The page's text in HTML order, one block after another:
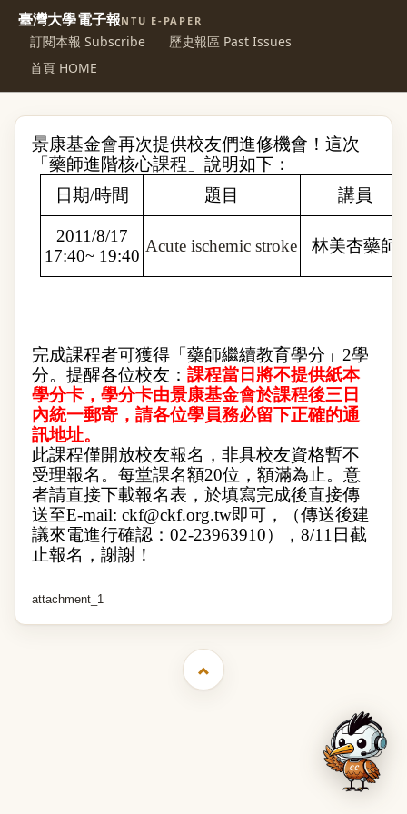
臺灣大學電子報NTU E-PAPER
訂閱本報 Subscribe
歷史報區 Past Issues
首頁 HOME
景康基金會再次提供校友們進修機會！這次
「藥師進階核心課程」說明如下：
日期/時間 題目 講員
2011/8/17
17:40~ 19:40
Acute ischemic stroke 林美杏藥師
完成課程者可獲得「藥師繼續教育學分」 2學
分。提醒各位校友： 課程當日將不提供紙本
學分卡，學分卡由景康基金會於課程後三日
內統一郵寄，請各位學員務必留下正確的通
訊地址。
此課程僅開放校友報名，非具校友資格暫不
受理報名。每堂課名額20位，額滿為止。意
者請直接下載報名表，於填寫完成後直接傳
送至E-mail: ckf@ckf.org.tw即可，（傳送後建
議來電進行確認： 02-23963910）， 8/11 日截
止報名，謝謝！
attachment_1